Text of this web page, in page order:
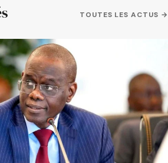
TOUTES LES ACTUS →